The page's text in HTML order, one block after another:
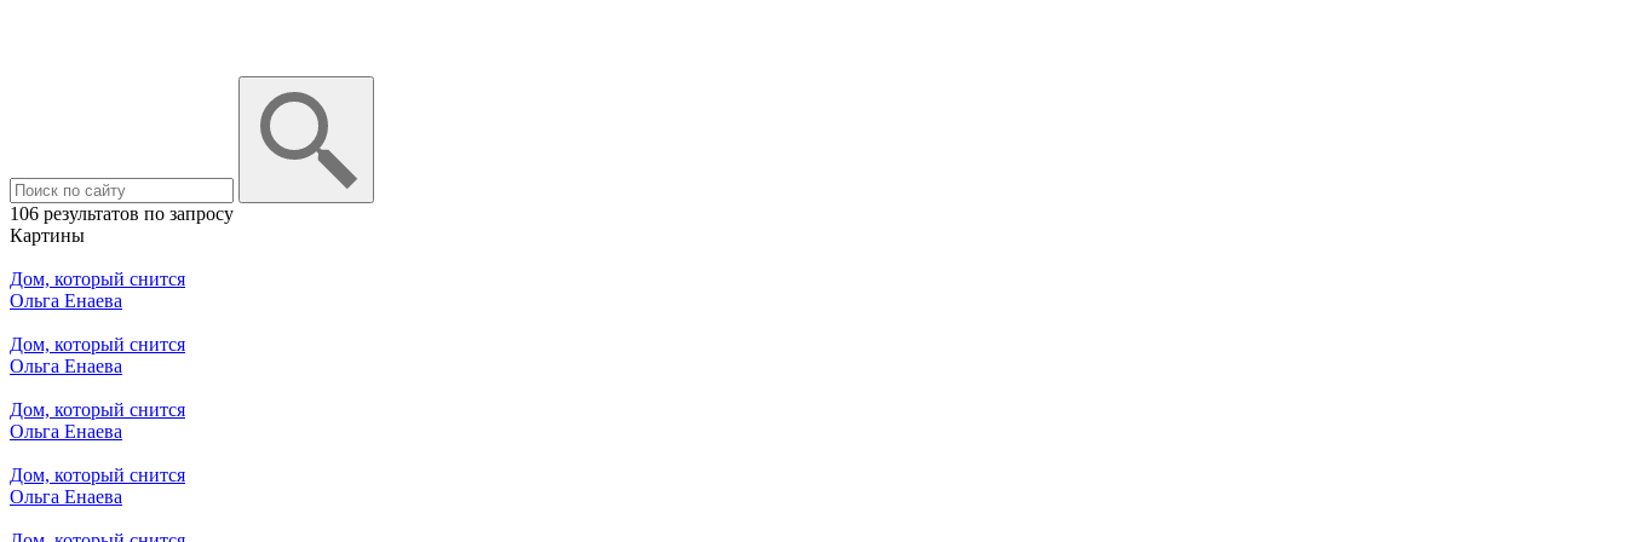
106 результатов по запросу
Картины
Дом, который снится
Ольга Енаева
Дом, который снится
Ольга Енаева
Дом, который снится
Ольга Енаева
Дом, который снится
Ольга Енаева